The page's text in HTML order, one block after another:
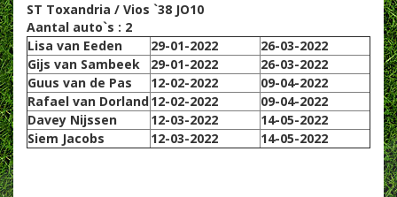
ST Toxandria / Vios `38 JO10
Aantal auto`s : 2
Lisa van Eeden
29-01-2022
26-03-2022
Gijs van Sambeek
29-01-2022
26-03-2022
Guus van de Pas
12-02-2022
09-04-2022
Rafael van Dorland12-02-2022
09-04-2022
Davey Nijssen
12-03-2022
14-05-2022
Siem Jacobs
12-03-2022 14-05-2022